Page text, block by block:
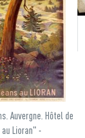
Auvergne. Hôtel de
Lioran" -